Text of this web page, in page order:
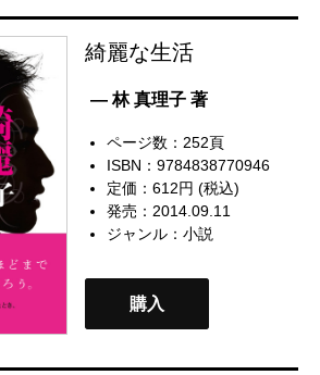
綺麗な生活
— 林 真理子 著
ページ数：252頁
ISBN：9784838770946
定価：612円 (税込)
発売：2014.09.11
ジャンル：小説
購入